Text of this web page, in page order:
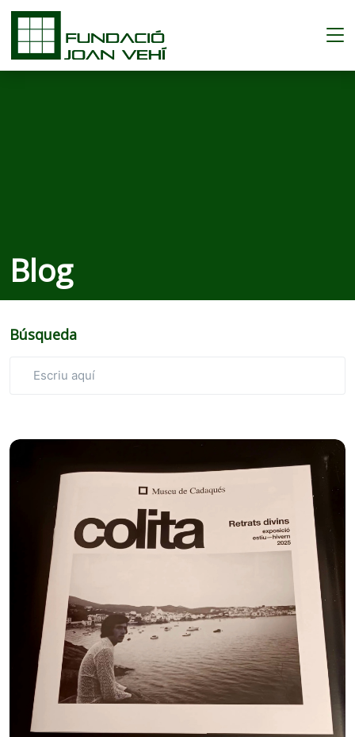
Blog
Búsqueda